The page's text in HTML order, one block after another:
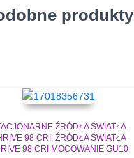
produkty
ŹRÓDŁA ŚWIATŁA
98 CRI
ŹRÓDŁA ŚWIATŁA
98 CRI MOCOWANIE GU10